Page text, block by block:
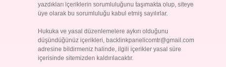
yazdıkları içeriklerin sorumluluğunu taşımakta olup, siteye
üye olarak bu sorumluluğu kabul etmiş sayılırlar.
Hukuka ve yasal düzenlemelere aykırı olduğunu
düşündüğünüz içerikleri, backlinkpanelicomtr@gmail.com
adresine bildirmeniz halinde, ilgili içerikler yasal süre
içerisinde sitemizden kaldırılacaktır.